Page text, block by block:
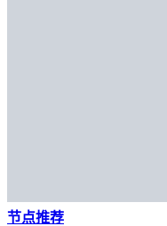
节点推荐